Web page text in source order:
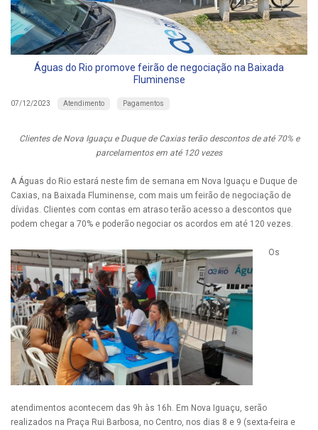
Águas do Rio promove feirão de negociação na Baixada
Fluminense
07/12/2023 Atendimento Pagamentos
Clientes de Nova Iguaçu e Duque de Caxias terão descontos de até 70% e
parcelamentos em até 120 vezes
A Águas do Rio estará neste fim de semana em Nova Iguaçu e Duque de
Caxias, na Baixada Fluminense, com mais um feirão de negociação de
dívidas. Clientes com contas em atraso terão acesso a descontos que
podem chegar a 70% e poderão negociar os acordos em até 120 vezes.
Os
atendimentos acontecem das 9h às 16h. Em Nova Iguaçu, serão
realizados na Praça Rui Barbosa, no Centro, nos dias 8 e 9 (sexta-feira e